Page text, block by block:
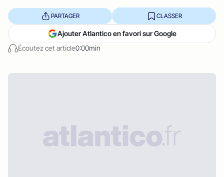
Écoutez cet article0:00min
PARTAGER CLASSER
Ajouter Atlantico en favori sur Google